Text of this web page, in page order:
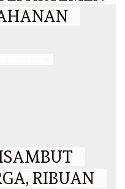
RIBUAN